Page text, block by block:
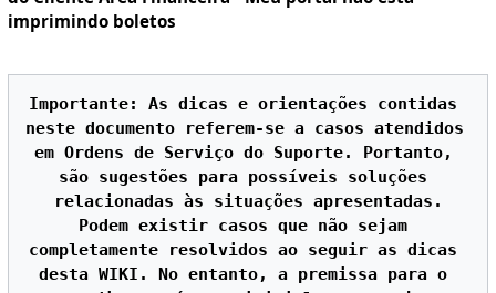
imprimindo boletos
Importante: As dicas e orientações contidas
neste documento referem-se a casos atendidos
em Ordens de Serviço do Suporte. Portanto,
são sugestões para possíveis soluções
relacionadas às situações apresentadas.
Podem existir casos que não sejam
completamente resolvidos ao seguir as dicas
desta WIKI. No entanto, a premissa para o